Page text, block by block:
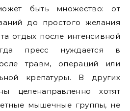
быть множество: от
до простого желания
отдых после интенсивной
пресс нуждается в
травм, операций или
крепатуры. В других
целенаправленно хотят
мышечные группы, не